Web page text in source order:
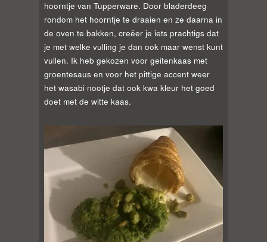
hoorntje van Tupperware. Door bladerdeeg
rondom het hoorntje te draaien en ze daarna in
de oven te bakken, creëer je iets prachtigs dat
je met welke vulling je dan ook maar wenst kunt
vullen. Ik heb gekozen voor geitenkaas met
groentesaus en voor het pittige accent weer
het wasabi nootje dat ook kwa kleur het goed
doet met de witte kaas.